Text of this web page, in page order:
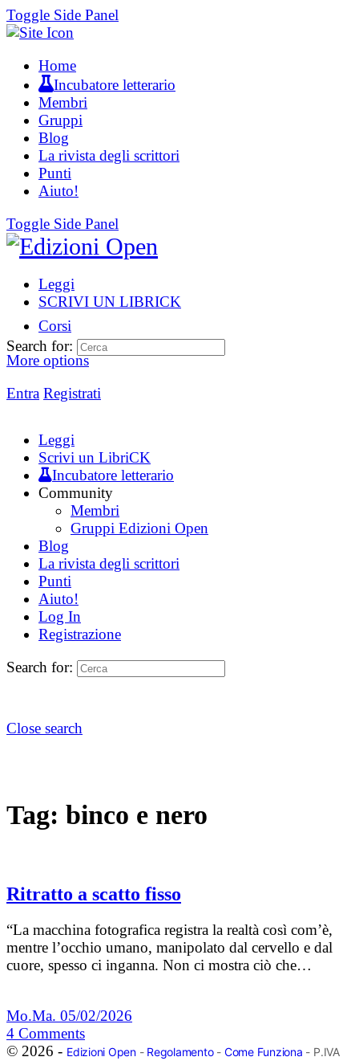
Toggle Side Panel
Home
Incubatore letterario
Membri
Gruppi
Blog
La rivista degli scrittori
Punti
Aiuto!
Toggle Side Panel
Leggi
SCRIVI UN LIBRICK
Corsi
More options
Entra Registrati
Search for:
Leggi
Scrivi un LibriCK
Incubatore letterario
Community
Membri
Gruppi Edizioni Open
Blog
La rivista degli scrittori
Punti
Aiuto!
Log In
Registrazione
Search for:
Close search
Tag: binco e nero
Ritratto a scatto fisso
“La macchina fotografica registra la realtà così com’è,
mentre l’occhio umano, manipolato dal cervello e dal
cuore, spesso ci inganna. Non ci mostra ciò che…
Mo.Ma. 05/02/2026
4 Comments
© 2026 - Edizioni Open- Regolamento- Come Funziona - P.IVA